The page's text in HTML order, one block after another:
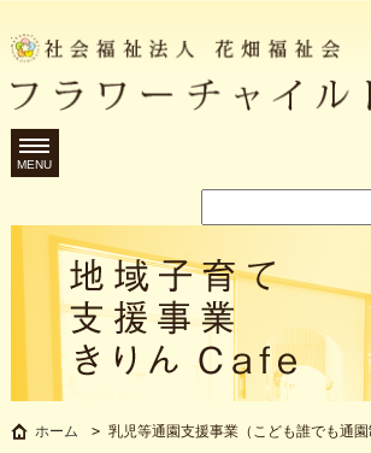
MENU
乳児等通園支援事業（
ホーム > 乳児等通園支援事業（こども誰でも通園